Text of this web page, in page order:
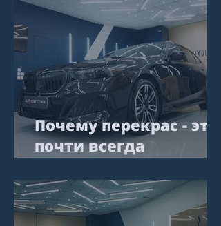
Почему перекрас - это
почти всегда